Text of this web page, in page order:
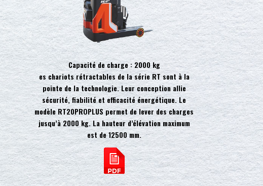
Capacité de charge : 2000 kg
es chariots rétractables de la série RT sont à la
pointe de la technologie. Leur conception allie
sécurité, fiabilité et efficacité énergétique. Le
modèle RT20PROPLUS permet de lever des charges
jusqu’à 2000 kg. La hauteur d’élévation maximum
est de 12500 mm.